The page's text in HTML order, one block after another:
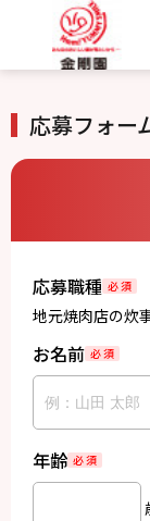
応募フォー
応募職種 必 須
地元焼肉店の炊
お名前 必 須
年齢 必 須